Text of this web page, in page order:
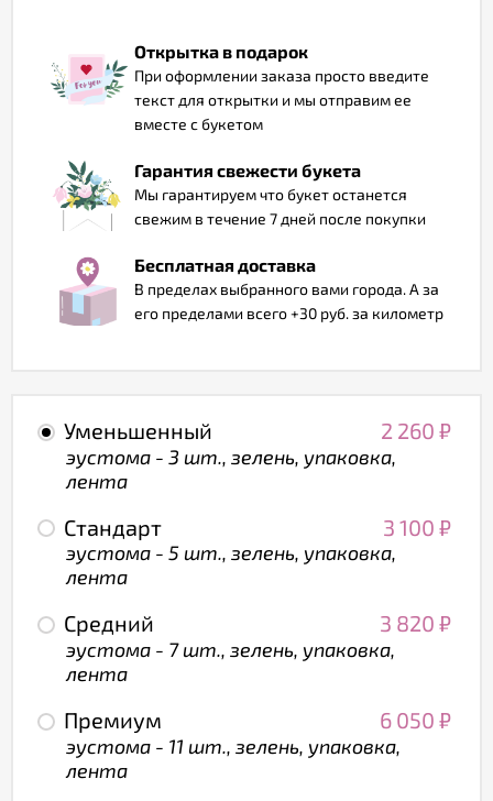
Открытка в подарок
При оформлении заказа просто введите
текст для открытки и мы отправим ее
вместе с букетом
Гарантия свежести букета
Мы гарантируем что букет останется
свежим в течение 7 дней после покупки
Бесплатная доставка
В пределах выбранного вами города. А за
его пределами всего +30 руб. за километр
Уменьшенный 2 260 ₽
эустома - 3 шт., зелень, упаковка,
лента
Стандарт 3 100 ₽
эустома - 5 шт., зелень, упаковка,
лента
Средний 3 820 ₽
эустома - 7 шт., зелень, упаковка,
лента
Премиум 6 050 ₽
эустома - 11 шт., зелень, упаковка,
лента